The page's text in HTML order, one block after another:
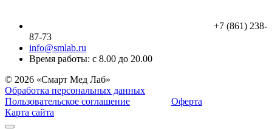
+7 (861) 238-
87-73
info@smlab.ru
Время работы: с 8.00 до 20.00
© 2026 «Смарт Мед Лаб»
Обработка персональных данных
Пользовательское соглашение
Оферта
Карта сайта